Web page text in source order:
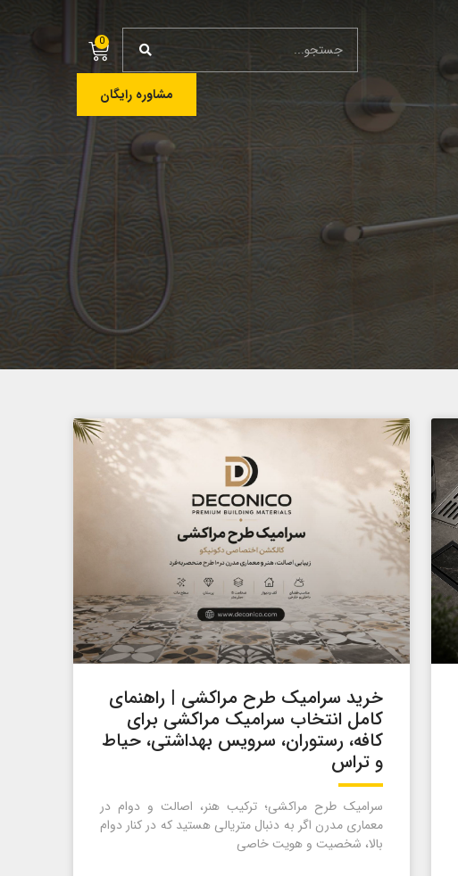
0
مشاوره رایگان
خرید سرامیک طرح مراکشی | راهنمای
کامل انتخاب سرامیک مراکشی برای
کافه، رستوران، سرویس بهداشتی، حیاط
و تراس
سرامیک طرح مراکشی؛ ترکیب هنر، اصالت و دوام در
معماری مدرن اگر به دنبال متریالی هستید که در کنار دوام
بالا، شخصیت و هویت خاصی